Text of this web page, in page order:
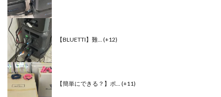
【BLUETTI】難... +12
【簡単にできる？】ポ... +11